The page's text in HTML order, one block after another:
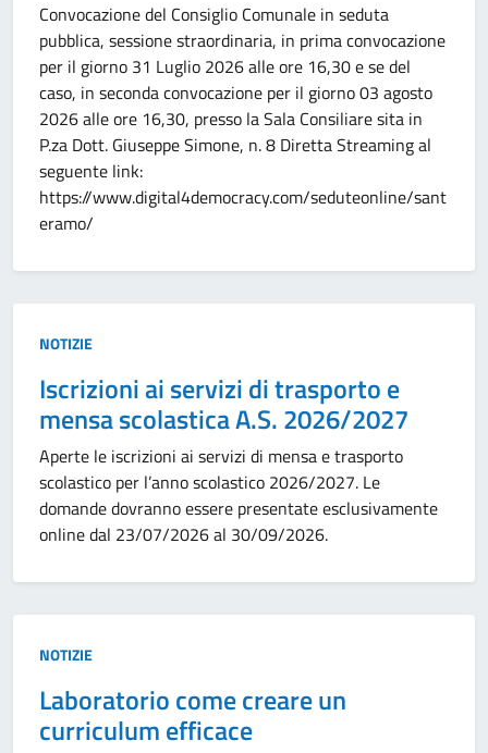
Convocazione del Consiglio Comunale in seduta
pubblica, sessione straordinaria, in prima convocazione
per il giorno 31 Luglio 2026 alle ore 16,30 e se del
caso, in seconda convocazione per il giorno 03 agosto
2026 alle ore 16,30, presso la Sala Consiliare sita in
P.za Dott. Giuseppe Simone, n. 8 Diretta Streaming al
seguente link:
https://www.digital4democracy.com/seduteonline/sant
eramo/
Tipo:
NOTIZIE
Iscrizioni ai servizi di trasporto e
mensa scolastica A.S. 2026/2027
Aperte le iscrizioni ai servizi di mensa e trasporto
scolastico per l’anno scolastico 2026/2027. Le
domande dovranno essere presentate esclusivamente
online dal 23/07/2026 al 30/09/2026.
Tipo:
NOTIZIE
Laboratorio come creare un
curriculum efficace